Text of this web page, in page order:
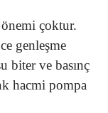
önemi çoktur.
genleşme
biter ve basınç
hacmi pompa